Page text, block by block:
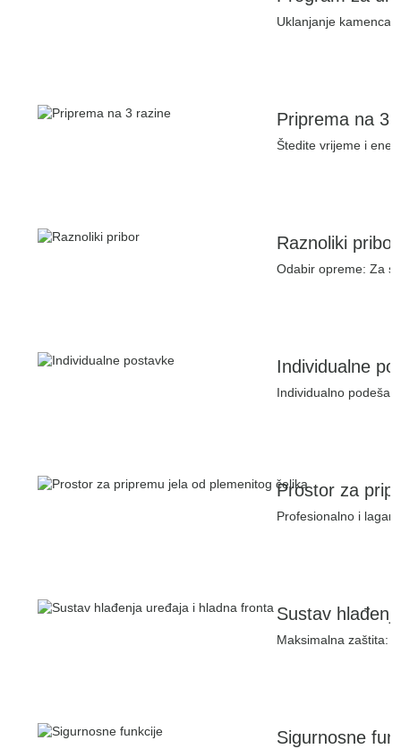
Uklanjanje kamenca:
Priprema na 3
Štedite vrijeme i
Raznoliki pribor
Odabir opreme: Za
Individualne
Individualno
Prostor za
Profesionalno i
Sustav
Maksimalna zaštita:
Sigurnosne